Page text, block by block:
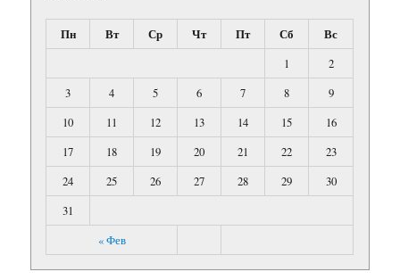
Пн Вт Ср Чт Пт Сб Вс
« Фев
1
2
3
4 5 6 7 8
9
10
11 12 13 14 15
16
17
18 19 20 21 22
23
24
25 26 27 28 29
30
31